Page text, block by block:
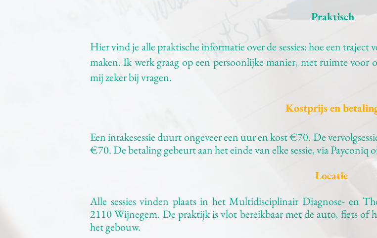
Praktisch
Hier vind je alle praktische informatie over de sessies: hoe een
maken. Ik werk graag op een persoonlijke manier, met ruimte voor
mij zeker bij vragen.
Kostprijs en
​Een intakesessie duurt ongeveer een uur en kost €70. De
€70. De betaling gebeurt aan het einde van elke sessie, via Payconiq
Locatie
Alle sessies vinden plaats in het Multidisciplinair Diagnose- en
2110 Wijnegem. De praktijk is vlot bereikbaar met de auto, fiets of
het gebouw.